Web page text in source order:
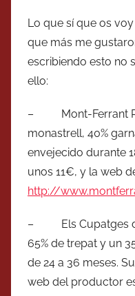
Lo que sí que os
que más me
escribiendo esto no
ello:
– Mont-Ferrant
monastrell, 40%
envejecido durante
unos 11€, y la web
http://
– Els Cupatges
65% de trepat y un
de 24 a 36 meses.
web del productor